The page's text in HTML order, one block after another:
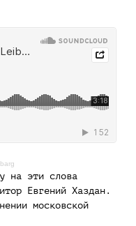
на эти слова
Евгений Хаздан.
московской